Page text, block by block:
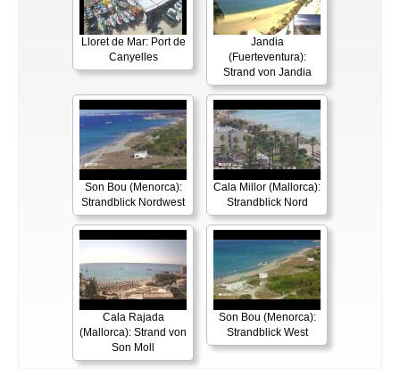
Lloret de Mar: Port de
Canyelles
Jandia
(Fuerteventura):
Strand von Jandia
Son Bou (Menorca):
Strandblick Nordwest
Cala Millor (Mallorca):
Strandblick Nord
Cala Rajada
(Mallorca): Strand von
Son Moll
Son Bou (Menorca):
Strandblick West